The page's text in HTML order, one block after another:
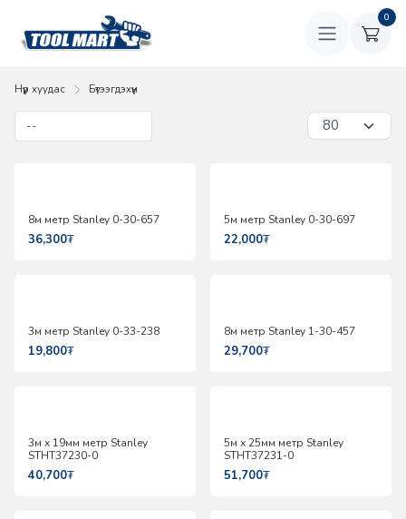
0
Нүүр хуудас Бүтээгдэхүүн
8м метр Stanley 0-30-657
36,300₮
5м метр Stanley 0-30-697
22,000₮
3м метр Stanley 0-33-238
19,800₮
8м метр Stanley 1-30-457
29,700₮
3м х 19мм метр Stanley
STHT37230-0
40,700₮
5м х 25мм метр Stanley
STHT37231-0
51,700₮